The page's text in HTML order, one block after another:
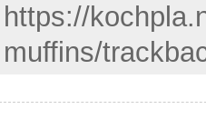
https://
muffins/